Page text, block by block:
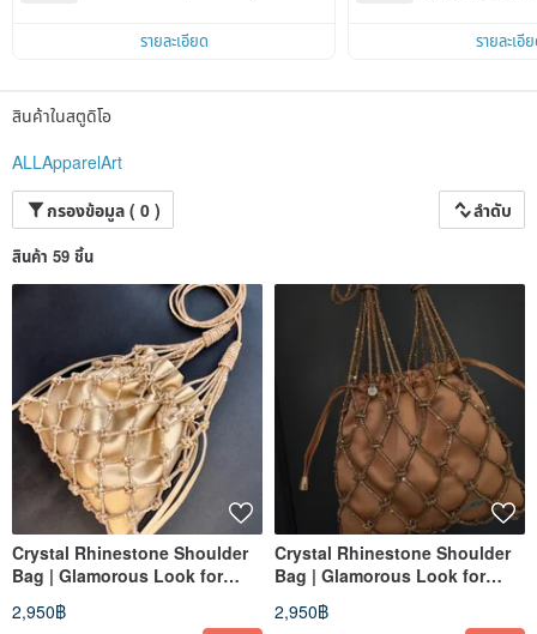
รายละเอียด
รายละเอี
สินค้าในสตูดิโอ
ALLApparelArt
กรองข้อมูล ( 0 )
ลำดับ
สินค้า 59 ชิ้น
Crystal Rhinestone Shoulder
Bag | Glamorous Look for
Wedding, Party, or Evening
2,950฿
Crystal Rhinestone Shoulder
Bag | Glamorous Look for
Wedding, Party, or Evening
2,950฿